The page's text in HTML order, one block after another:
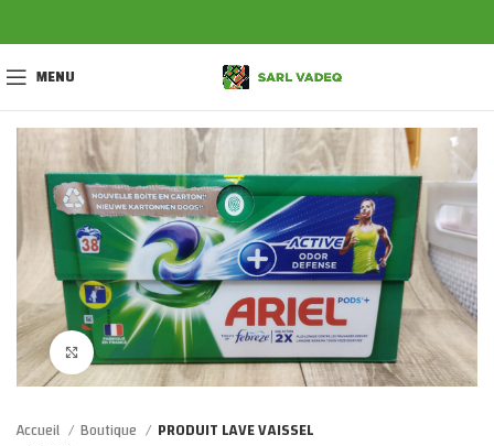
MENU
Click to enlarge
Accueil Boutique PRODUIT LAVE VAISSEL